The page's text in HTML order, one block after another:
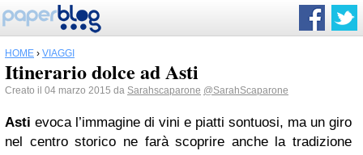
HOME › VIAGGI
Itinerario dolce ad Asti
Creato il 04 marzo 2015 da Sarahscaparone @SarahScaparone
Asti evoca l’immagine di vini e piatti sontuosi, ma un giro
nel centro storico ne farà scoprire anche la tradizione